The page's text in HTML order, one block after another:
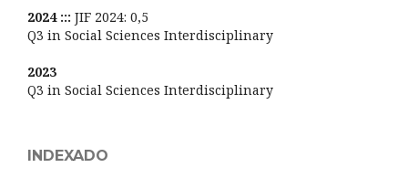
2024 ::: JIF 2024: 0,5
Q3 in Social Sciences Interdisciplinary
2023
Q3 in Social Sciences Interdisciplinary
INDEXADO